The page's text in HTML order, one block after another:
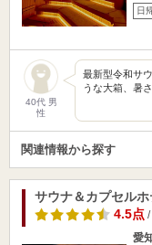
日
40代 男
性
最新型令和サ
うな大箱、暑
関連情報から探す
サウナ＆カプセル
4.5点/
愛